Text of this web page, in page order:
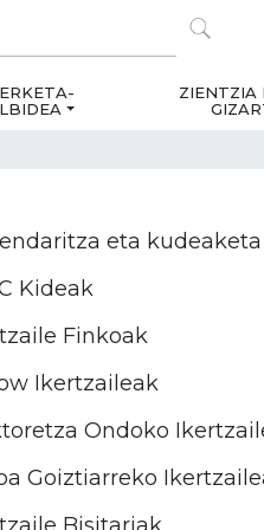
ZIENTZIA
eta kudeaketa
Kideak
Finkoak
Ikertzaileak
Ondoko
Goiztiarreko